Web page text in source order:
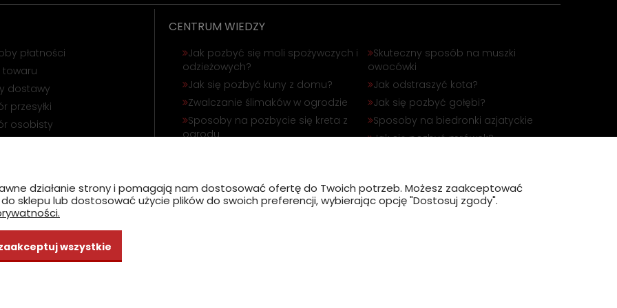
płatności
towaru
dostawy
przesyłki
osobisty
CENTRUM WIEDZY
Jak pozbyć się moli spożywczych i
odzieżowych?
Jak się pozbyć kuny z domu?
Zwalczanie ślimaków w ogrodzie
Sposoby na pozbycie się kreta z
ogrodu
Skuteczny sposób na muszki
owocówki
Jak odstraszyć kota?
Jak się pozbyć gołębi?
Sposoby na biedronki azjatyckie
Jak się pozbyć mrówek?
działanie strony i pomagają nam dostosować ofertę do Twoich potrzeb. Możesz zaakceptować
sklepu lub dostosować użycie plików do swoich preferencji, wybierając opcję "Dostosuj zgody".
wszystkie